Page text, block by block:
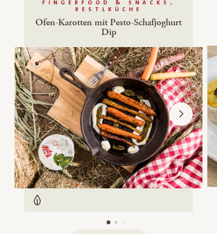
FINGERFOOD & SNACKS,
RESTLKÜCHE
Ofen-Karotten mit Pesto-Schafjoghurt
Dip
Vegetarisch